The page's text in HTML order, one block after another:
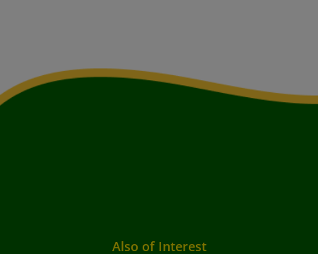
Also of Interest